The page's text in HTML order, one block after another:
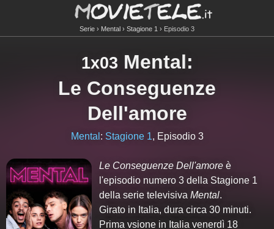
Serie Mental Stagione 1 Episodio 3
1x03 Mental:
Le Conseguenze
Dell'amore
Mental : Stagione 1, Episodio 3
Le Conseguenze Dell'amore è
l'episodio numero3 della Stagione 1
della serie televisivaMental.
Girato in Italia, dura circa 30 minuti.
Prima vsione in Italia venerdì 18